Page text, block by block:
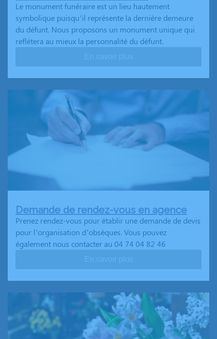
Le monument funéraire est un lieu hautement
symbolique puisqu’il représente la dernière demeure
du défunt. Nous proposons un monument unique qui
reflétera au mieux la personnalité du défunt.
Demande de rendez-vous en agence
Prenez rendez-vous pour établir une demande de devis
pour l’organisation d’obsèques. Vous pouvez
également nous contacter au 04 74 04 82 46